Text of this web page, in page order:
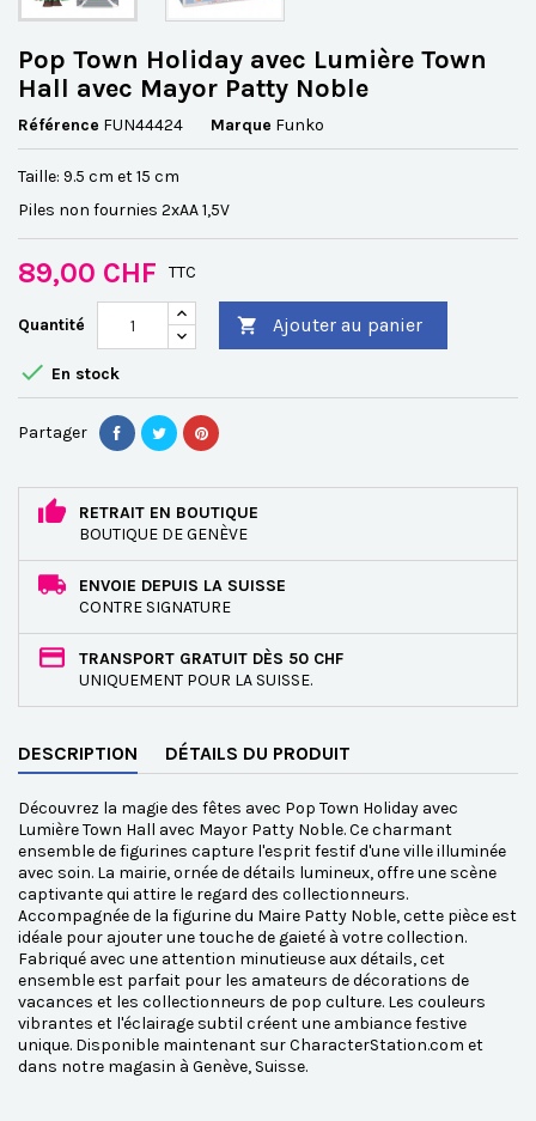
Pop Town Holiday avec Lumière Town
Hall avec Mayor Patty Noble
Référence FUN44424 Marque Funko
Taille: 9.5 cm et 15 cm
Piles non fournies 2xAA 1,5V
89,00 CHF TTC
Quantité  Ajouter au panier
 En stock
Partager
RETRAIT EN BOUTIQUE
BOUTIQUE DE GENÈVE
ENVOIE DEPUIS LA SUISSE
CONTRE SIGNATURE
TRANSPORT GRATUIT DÈS 50 CHF
UNIQUEMENT POUR LA SUISSE.
DESCRIPTION DÉTAILS DU PRODUIT
Découvrez la magie des fêtes avec Pop Town Holiday avec
Lumière Town Hall avec Mayor Patty Noble. Ce charmant
ensemble de figurines capture l'esprit festif d'une ville illuminée
avec soin. La mairie, ornée de détails lumineux, offre une scène
captivante qui attire le regard des collectionneurs.
Accompagnée de la figurine du Maire Patty Noble, cette pièce est
idéale pour ajouter une touche de gaieté à votre collection.
Fabriqué avec une attention minutieuse aux détails, cet
ensemble est parfait pour les amateurs de décorations de
vacances et les collectionneurs de pop culture. Les couleurs
vibrantes et l'éclairage subtil créent une ambiance festive
unique. Disponible maintenant sur CharacterStation.com et
dans notre magasin à Genève, Suisse.